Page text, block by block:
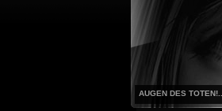
AUGEN DES TOTEN!...